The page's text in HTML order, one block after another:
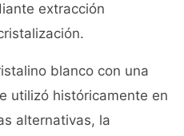
extracción
blanco con una
utilizó históricamente en
alternativas, la